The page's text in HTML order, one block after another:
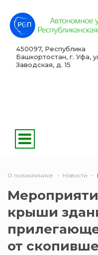
450097, Республика
Башкортостан, г. Уфа,
Заводская, д. 15
О поликлинике Новости
крыши
от